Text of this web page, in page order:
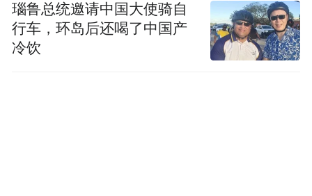
瑙鲁总统邀请中国大使骑自
行车，环岛后还喝了中国产
冷饮